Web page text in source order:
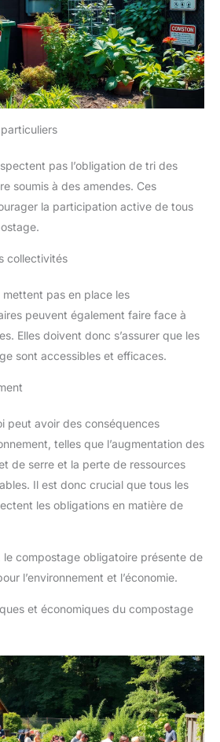
pas l’obligation de tri des
soumis à des amendes. Ces
la participation active de tous
collectivités
pas en place les
peuvent également faire face à
Elles doivent donc s’assurer que les
sont accessibles et efficaces.
peut avoir des conséquences
telles que l’augmentation des
de serre et la perte de ressources
Il est donc crucial que tous les
les obligations en matière de
le compostage obligatoire présente de
l’environnement et l’économie.
et économiques du compostage